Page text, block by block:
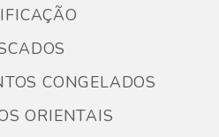
CONGELADOS
ORIENTAIS